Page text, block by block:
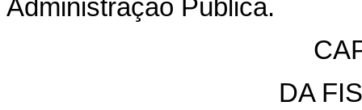
Administração Pública.
DA